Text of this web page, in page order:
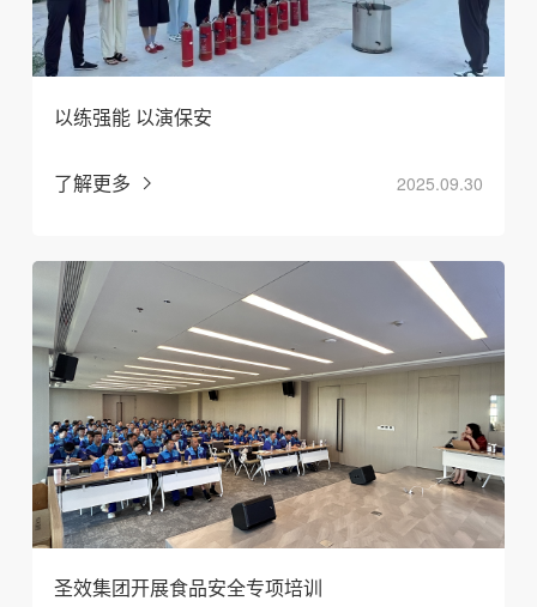
以练强能 以演保安
了解更多 2025.09.30
圣效集团开展食品安全专项培训